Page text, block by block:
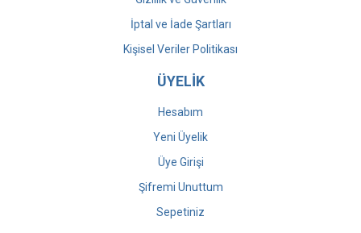
İptal ve İade Şartları
Kişisel Veriler Politikası
ÜYELİK
Hesabım
Yeni Üyelik
Üye Girişi
Şifremi Unuttum
Sepetiniz